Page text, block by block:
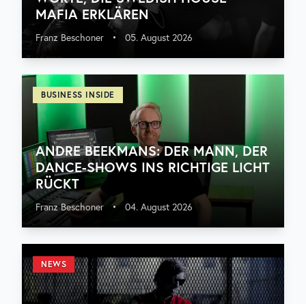
MAFIA ERKLÄREN
Franz Beschoner • 05. August 2026
BUSINESS INSIDE
ANDRE BEEKMANS: DER MANN, DER
DANCE-SHOWS INS RICHTIGE LICHT
RÜCKT
Franz Beschoner • 04. August 2026
NEWS